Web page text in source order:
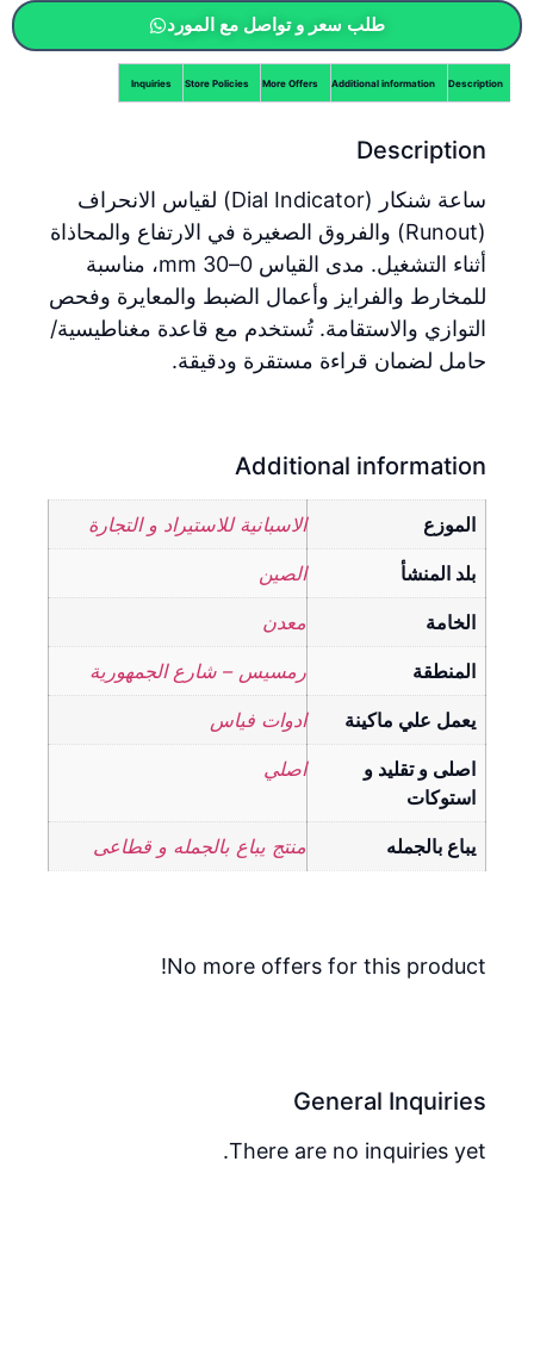
طلب سعر و تواصل مع المورد
Description
Additional information
More Offers
Store Policies
Inquiries
Description
ساعة شنكار (Dial Indicator) لقياس الانحراف
(Runout) والفروق الصغيرة في الارتفاع والمحاذاة
أثناء التشغيل. مدى القياس 0–30 mm، مناسبة
للمخارط والفرايز وأعمال الضبط والمعايرة وفحص
التوازي والاستقامة. تُستخدم مع قاعدة مغناطيسية/
حامل لضمان قراءة مستقرة ودقيقة.
Additional information
الموزع الاسبانية للاستيراد و التجارة
بلد المنشأ الصين
الخامة معدن
المنطقة رمسيس – شارع الجمهورية
يعمل علي ماكينة ادوات فياس
اصلى و تقليد و
استوكات
اصلي
يباع بالجمله منتج يباع بالجمله و قطاعى
No more offers for this product!
General Inquiries
There are no inquiries yet.